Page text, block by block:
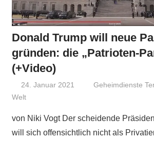
Donald Trump will neue
gründen: die „Patrioten-
(+Video)
24. Januar 2021 Niki Vogt
Geheimdienste
Welt
von Niki Vogt Der scheidende
will sich offensichtlich nicht als